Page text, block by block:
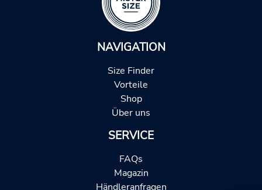
NAVIGATION
Size Finder
Vorteile
Shop
Über uns
SERVICE
FAQs
Magazin
Händleranfragen